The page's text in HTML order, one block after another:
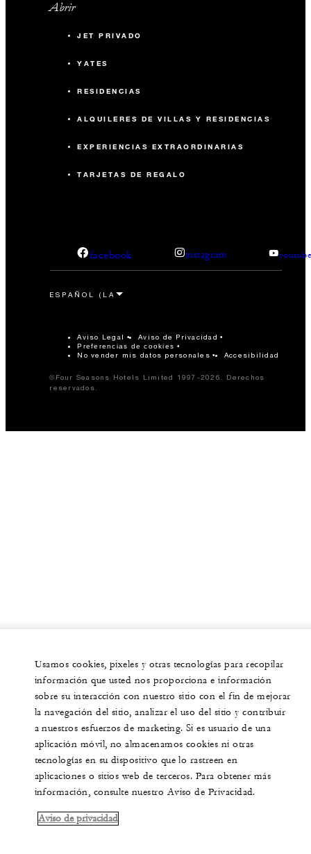
Abrir
JET PRIVADO
YATES
RESIDENCIAS
ALQUILERES DE VILLAS Y RESIDENCIAS
EXPERIENCIAS EXTRAORDINARIAS
TARJETAS DE REGALO
facebook instagram
Aviso Legal Aviso de Privacidad
Preferencias de cookies
No vender mis datos personales Accesibilidad
©Four Seasons Hotels Limited 1997-2026. Derechos
reservados.
Usamos cookies, pixeles y otras tecnologías para recopilar
información que usted nos proporciona e información
sobre su interacción con nuestro sitio con el fin de mejorar
la navegación del sitio, analizar el uso del sitio y contribuir
a nuestros esfuerzos de marketing. Si es usuario de una
aplicación móvil, no almacenamos cookies ni otras
tecnologías en su dispositivo que lo rastreen en
aplicaciones o sitios web de terceros. Para obtener más
información, consulte nuestro Aviso de Privacidad.
Aviso de privacidad